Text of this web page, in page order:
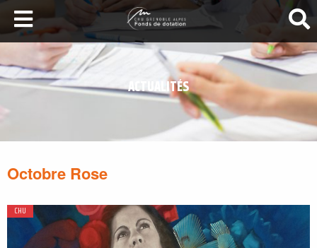
LA SANTÉ AU SOMMET
DEVENEZ MÉCÈNES
NOS PROJETS
ILS NOUS SOUTIENNENT
FAIRE UN DON
ACTUALITÉS
Octobre Rose
CHU